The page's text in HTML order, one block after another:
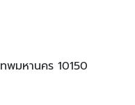
พมหานคร 10150